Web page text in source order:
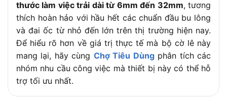
thước làm việc trải dài từ 6mm đến 32mm, tương
thích hoàn hảo với hầu hết các chuẩn đầu bu lông
và đai ốc từ nhỏ đến lớn trên thị trường hiện nay.
Để hiểu rõ hơn về giá trị thực tế mà bộ cờ lê này
mang lại, hãy cùng Chợ Tiêu Dùngphân tích các
nhóm nhu cầu công việc mà thiết bị này có thể hỗ
trợ tối ưu nhất.